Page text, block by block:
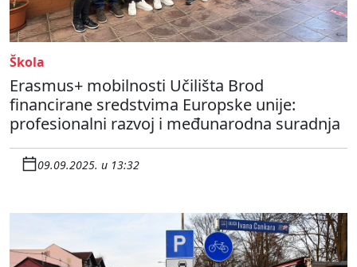
Škola
Erasmus+ mobilnosti Učilišta Brod
financirane sredstvima Europske unije:
profesionalni razvoj i međunarodna suradnja
09.09.2025. u 13:32